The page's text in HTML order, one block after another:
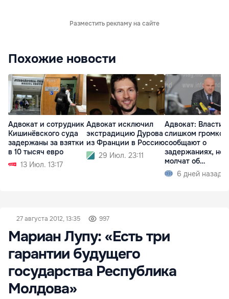
Разместить рекламу на сайте
Похожие новости
Адвокат и сотрудник
Кишинёвского суда
задержаны за взятки
в 10 тысяч евро
13 Июл. 13:17
Адвокат исключил
экстрадицию Дурова
из Франции в Россию
29 Июл. 23:11
Адвокат: Власти
слишком громко
сообщают о
задержаниях, но
молчат об
освобождениях
6 дней назад
27 августа 2012, 13:35 997
Мариан Лупу: «Есть три
гарантии будущего
государства Республика
Молдова»